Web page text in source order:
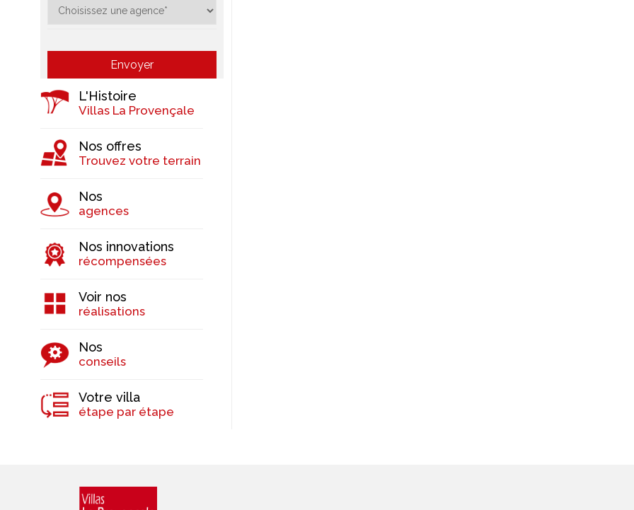
L'Histoire
Villas La Provençale
Nos offres
Trouvez votre terrain
Nos
agences
Nos innovations
récompensées
Voir nos
réalisations
Nos
conseils
Votre villa
étape par étape